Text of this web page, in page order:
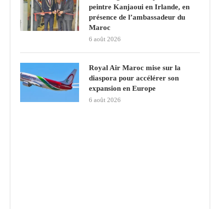
peintre Kanjaoui en Irlande, en
présence de l’ambassadeur du
Maroc
6 août 2026
Royal Air Maroc mise sur la
diaspora pour accélérer son
expansion en Europe
6 août 2026